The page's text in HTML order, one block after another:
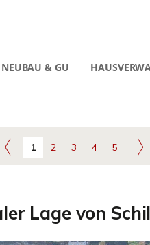
NEUBAU & GU
1 2 3 4 5
Lage von